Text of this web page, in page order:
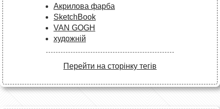
Акрилова фарба
SketchBook
VAN GOGH
художній
Перейти на сторінку тегів